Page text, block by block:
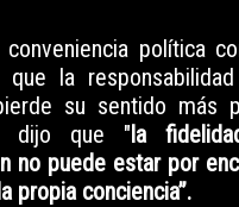
conveniencia política
que la
su sentido más
dijo que "la
no puede estar por
propia conciencia”.